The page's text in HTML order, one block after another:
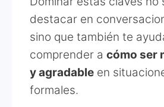
destacar en
sino que también te
comprender a cómo ser
y agradable en
formales.